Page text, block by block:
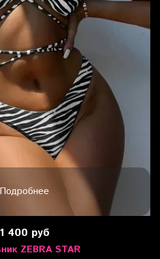
Подробнее
1 400 руб
ZEBRA STAR